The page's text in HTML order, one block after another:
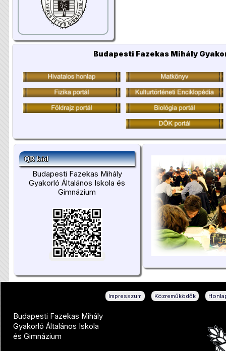
Budapesti Fazekas Mihály
QR kód
Budapesti Fazekas Mihály
Gyakorló Általános Iskola és
Gimnázium
Impresszum Közreműködők
Budapesti Fazekas Mihály
Gyakorló Általános Iskola
és Gimnázium